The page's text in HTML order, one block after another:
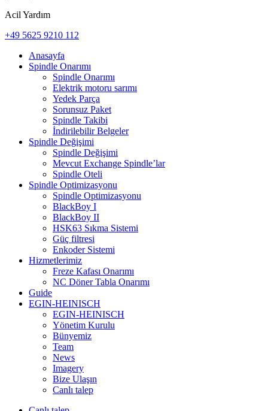
Acil Yardım
+49 5625 9210 112
Anasayfa
Spindle Onarımı
Spindle Onarımı
Elektrik motoru sarımı
Yedek Parça
Sorunsuz Paket
Spindle Takibi
İndirilebilir Belgeler
Spindle Değişimi
Spindle Değişimi
Mevcut Exchange Spindle’lar
Spindle Oteli
Spindle Optimizasyonu
Spindle Optimizasyonu
BlackBoy I
BlackBoy II
HSK63 Sıkma Sistemi
Güç filtresi
Enkoder Sistemi
Hizmetlerimiz
Freze Kafası Onarımı
NC Döner Tabla Onarımı
Guide
EGIN-HEINISCH
EGIN-HEINISCH
Yönetim Kurulu
Bünyemiz
Team
News
Imagery
Bize Ulaşın
Canlı talep